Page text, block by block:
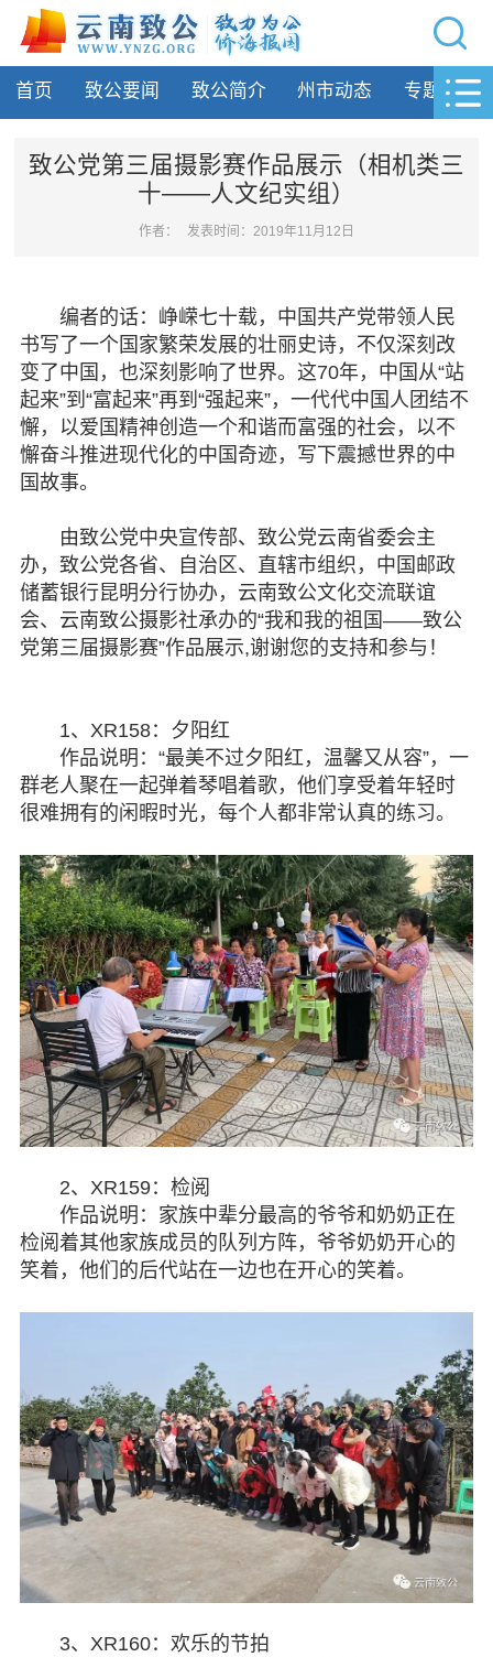
网站导航
首页
致公要闻
致公简介
专题活动
履行职责
自身建设
致公风采
专委会
书香机关
电子杂志
视频中心
联系我们
脱贫攻坚
侨海动态
七彩云南
首页 致公要闻 致公简介 州市动态 专题活动
致公党第三届摄影赛作品展示（相机类三
十——人文纪实组）
作者： 发表时间：2019年11月12日
编者的话：峥嵘七十载，中国共产党带领人民
书写了一个国家繁荣发展的壮丽史诗，不仅深刻改
变了中国，也深刻影响了世界。这70年，中国从“站
起来”到“富起来”再到“强起来”，一代代中国人团结不
懈，以爱国精神创造一个和谐而富强的社会，以不
懈奋斗推进现代化的中国奇迹，写下震撼世界的中
国故事。
由致公党中央宣传部、致公党云南省委会主
办，致公党各省、自治区、直辖市组织，中国邮政
储蓄银行昆明分行协办，云南致公文化交流联谊
会、云南致公摄影社承办的“我和我的祖国——致公
党第三届摄影赛”作品展示,谢谢您的支持和参与！
1、XR158：夕阳红
作品说明：“最美不过夕阳红，温馨又从容”，一
群老人聚在一起弹着琴唱着歌，他们享受着年轻时
很难拥有的闲暇时光，每个人都非常认真的练习。
2、XR159：检阅
作品说明：家族中辈分最高的爷爷和奶奶正在
检阅着其他家族成员的队列方阵，爷爷奶奶开心的
笑着，他们的后代站在一边也在开心的笑着。
3、XR160：欢乐的节拍